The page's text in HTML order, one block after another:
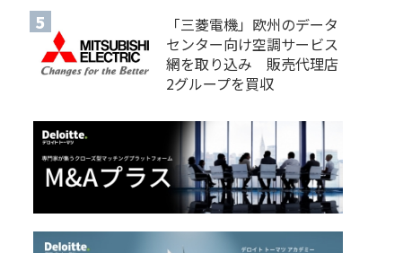
「三菱電機」欧州のデータ
センター向け空調サービス
網を取り込み 販売代理店
2グループを買収